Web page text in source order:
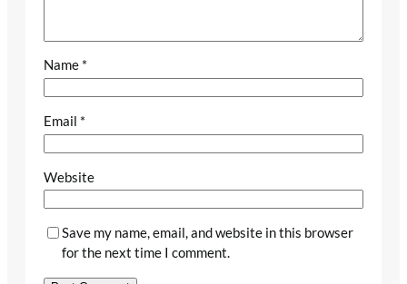
Name *
Email *
Website
Save my name, email, and website in this browser
for the next time I comment.